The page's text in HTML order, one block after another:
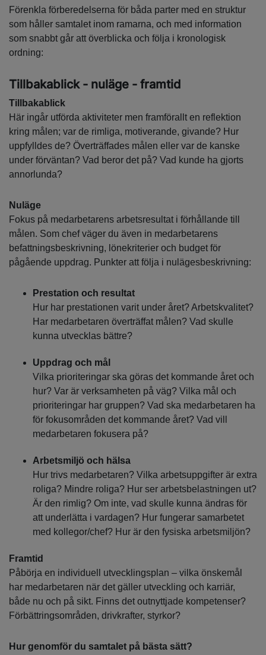
Förenkla förberedelserna för båda parter med en struktur
som håller samtalet inom ramarna, och med information
som snabbt går att överblicka och följa i kronologisk
ordning:
Tillbakablick - nuläge - framtid
Tillbakablick
Här ingår utförda aktiviteter men framförallt en reflektion
kring målen; var de rimliga, motiverande, givande? Hur
uppfylldes de? Överträffades målen eller var de kanske
under förväntan? Vad beror det på? Vad kunde ha gjorts
annorlunda?
Nuläge
Fokus på medarbetarens arbetsresultat i förhållande till
målen. Som chef väger du även in medarbetarens
befattningsbeskrivning, lönekriterier och budget för
pågående uppdrag. Punkter att följa i nulägesbeskrivning:
Prestation och resultat
Hur har prestationen varit under året? Arbetskvalitet?
Har medarbetaren överträffat målen? Vad skulle
kunna utvecklas bättre?
Uppdrag och mål
Vilka prioriteringar ska göras det kommande året och
hur? Var är verksamheten på väg? Vilka mål och
prioriteringar har gruppen? Vad ska medarbetaren ha
för fokusområden det kommande året? Vad vill
medarbetaren fokusera på?
Arbetsmiljö och hälsa
Hur trivs medarbetaren? Vilka arbetsuppgifter är extra
roliga? Mindre roliga? Hur ser arbetsbelastningen ut?
Är den rimlig? Om inte, vad skulle kunna ändras för
att underlätta i vardagen? Hur fungerar samarbetet
med kollegor/chef? Hur är den fysiska arbetsmiljön?
Framtid
Påbörja en individuell utvecklingsplan – vilka önskemål
har medarbetaren när det gäller utveckling och karriär,
både nu och på sikt. Finns det outnyttjade kompetenser?
Förbättringsområden, drivkrafter, styrkor?
Hur genomför du samtalet på bästa sätt?